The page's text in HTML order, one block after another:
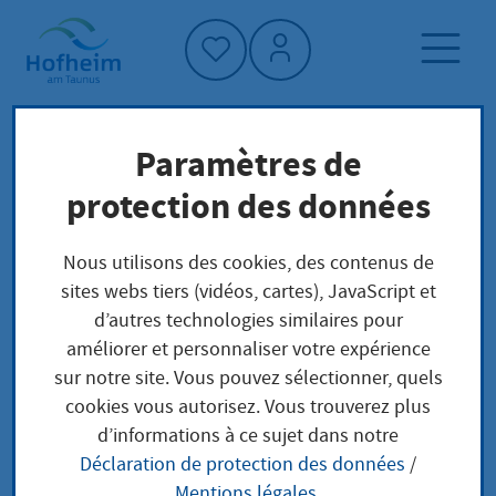
Accueil"
Page d'accueil
Trouver un service
Préoccupations locales
Berufliche Schulen
Wenn Sie die allgemeine Hochschulreife/Abitur mit
einer berufsbezogenen Schwerpunktsetzung
erwerben möchten, können Sie die Aufnahmen an
Paramètres de
protection des données
Nous utilisons des cookies, des contenus de
sites webs tiers (vidéos, cartes), JavaScript et
d’autres technologies similaires pour
améliorer et personnaliser votre expérience
sur notre site. Vous pouvez sélectionner, quels
cookies vous autorisez. Vous trouverez plus
d’informations à ce sujet dans notre
Déclaration de protection des données /